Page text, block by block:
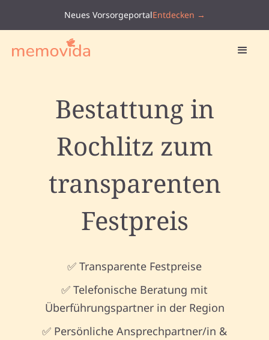
Neues VorsorgeportalEntdecken →
Bestattung in
Rochlitz zum
transparenten
Festpreis
✅ Transparente Festpreise
✅ Telefonische Beratung mit
Überführungspartner in der Region
✅ Persönliche Ansprechpartner/in &